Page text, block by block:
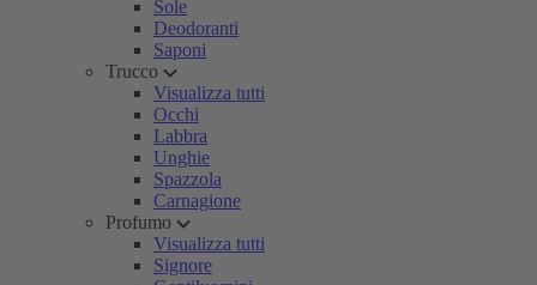
Sole
Deodoranti
Saponi
Trucco
Visualizza tutti
Occhi
Labbra
Unghie
Spazzola
Carnagione
Profumo
Visualizza tutti
Signore